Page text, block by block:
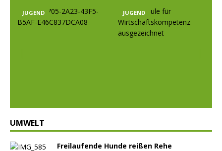
JUGEND JUGEND
UMWELT
Freilaufende Hunde reißen Rehe